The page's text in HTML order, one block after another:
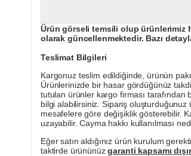
Ürün görseli temsili olup ürünlerimiz
olarak güncellenmektedir. Bazı
Teslimat Bilgileri
Kargonuz teslim edildiğinde, ürünün
Ürünlerinizde bir hasar gördüğünüz
tutulan ürünler kargo firması tarafından
bilgi alabilirsiniz. Sipariş
mesafelere göre değişiklik gösterebilir.
uzayabilir. Cayma hakkı kullanılması
Eğer satın aldığınız ürün kurulum
taktirde ürününüzgaranti kapsamı